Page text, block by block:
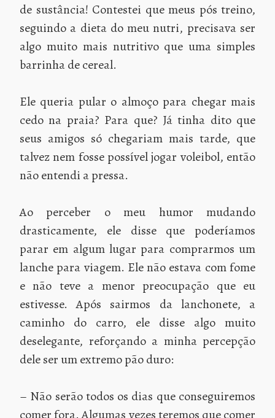
de sustância! Contestei que meus pós treino,
seguindo a dieta do meu nutri, precisava ser
algo muito mais nutritivo que uma simples
barrinha de cereal.
Ele queria pular o almoço para chegar mais
cedo na praia? Para que? Já tinha dito que
seus amigos só chegariam mais tarde, que
talvez nem fosse possível jogar voleibol, então
não entendi a pressa.
Ao perceber o meu humor mudando
drasticamente, ele disse que poderíamos
parar em algum lugar para comprarmos um
lanche para viagem. Ele não estava com fome
e não teve a menor preocupação que eu
estivesse. Após sairmos da lanchonete, a
caminho do carro, ele disse algo muito
deselegante, reforçando a minha percepção
dele ser um extremo pão duro:
– Não serão todos os dias que conseguiremos
comer fora. Algumas vezes teremos que comer